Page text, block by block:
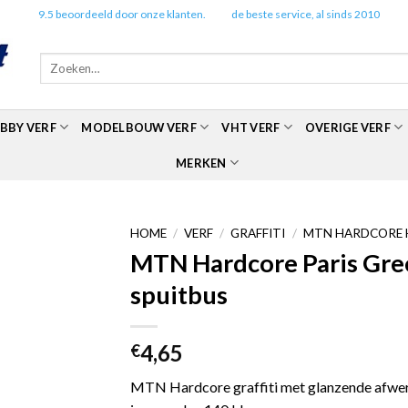
9.5 beoordeeld door onze klanten. de beste service, al sinds 2010
Zoeken
VERF MODELBOUW VERF VHT VERF OVERIGE VERF
MERKEN
HOME / VERF / GRAFFITI / MTN HARDCORE
MTN Hardcore Paris
spuitbus
€4,65
MTN Hardcore graffiti met glanzende